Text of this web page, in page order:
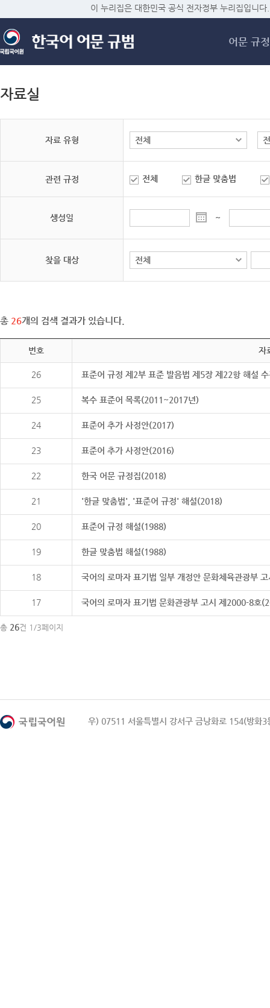
메
이 누리집은 대한민국 공식 전자정부 누리집입니다.
어문 규정
자료실
자료 유형
관련 규정 전체 한글 맞춤법
생성일 ~
찾을 대상
총 26개의 검색 결과가 있습니다.
번호 자
26 표준어 규정 제2부 표준 발음법 제5장 제22항 해설
25 복수 표준어 목록(2011~2017년)
24 표준어 추가 사정안(2017)
23 표준어 추가 사정안(2016)
22 한국 어문 규정집(2018)
21 '한글 맞춤법', '표준어 규정' 해설(2018)
20 표준어 규정 해설(1988)
19 한글 맞춤법 해설(1988)
18 국어의 로마자 표기법 일부 개정안 문화체육관광부
17 국어의 로마자 표기법 문화관광부 고시 제2000-8호
총 26건 1/3페이지
우) 07511 서울특별시 강서구 금낭화로 154(방화3